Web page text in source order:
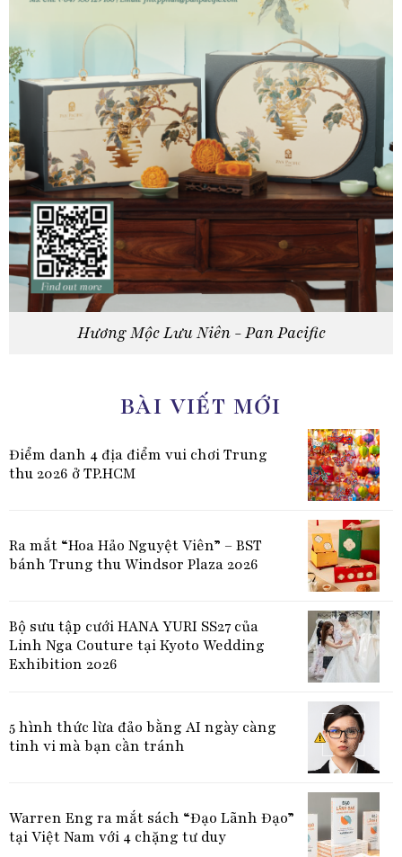
Hương Mộc Lưu Niên - Pan Pacific
BÀI VIẾT MỚI
Điểm danh 4 địa điểm vui chơi Trung
thu 2026 ở TP.HCM
Ra mắt “Hoa Hảo Nguyệt Viên” – BST
bánh Trung thu Windsor Plaza 2026
Bộ sưu tập cưới HANA YURI SS27 của
Linh Nga Couture tại Kyoto Wedding
Exhibition 2026
5 hình thức lừa đảo bằng AI ngày càng
tinh vi mà bạn cần tránh
Warren Eng ra mắt sách “Đạo Lãnh Đạo”
tại Việt Nam với 4 chặng tư duy